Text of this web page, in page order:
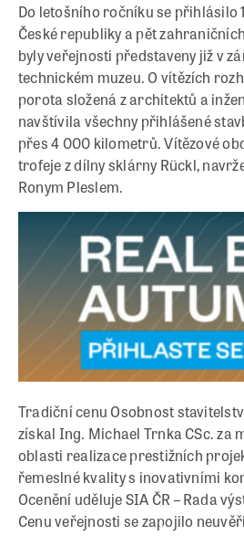
Do letošního ročníku se přihlásilo
České republiky a pět
byly veřejnosti představeny již v
technickém muzeu. O vítězích
porota složená z architektů a
navštívila všechny přihlášené
přes 4 000 kilometrů. Vítězové
trofeje z dílny sklárny Rückl,
Ronym Pleslem.
Tradiční cenu Osobnost
získal Ing. Michael Trnka CSc. za
oblasti realizace prestižních
řemeslné kvality s inovativními
Ocenění uděluje SIA ČR – Rada
Cenu veřejnosti se zapojilo